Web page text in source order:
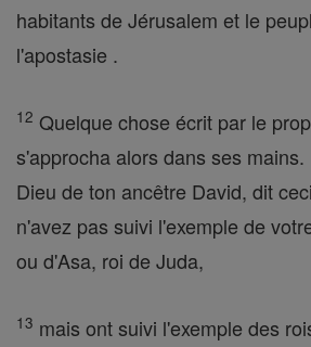
habitants de Jérusalem et le
l'apostasie .
12 Quelque chose écrit par le
s'approcha alors dans ses mains.
Dieu de ton ancêtre David, dit
n'avez pas suivi l'exemple de
ou d'Asa, roi de Juda,
13 mais ont suivi l'exemple des